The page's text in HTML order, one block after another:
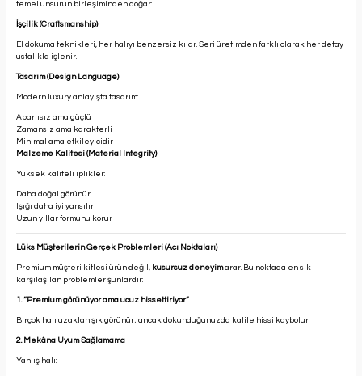
temel unsurun birleşiminden doğar:
İşçilik (Craftsmanship)
El dokuma teknikleri, her halıyı benzersiz kılar. Seri üretimden farklı olarak her detay
ustalıkla işlenir.
Tasarım (Design Language)
Modern luxury anlayışta tasarım:
Abartısız ama güçlü
Zamansız ama karakterli
Minimal ama etkileyicidir
Malzeme Kalitesi (Material Integrity)
Yüksek kaliteli iplikler:
Daha doğal görünür
Işığı daha iyi yansıtır
Uzun yıllar formunu korur
Lüks Müşterilerin Gerçek Problemleri (Acı Noktaları)
Premium müşteri kitlesi ürün değil, kusursuz deneyimarar. Bu noktada en sık
karşılaşılan problemler şunlardır:
1. “Premium görünüyor ama ucuz hissettiriyor”
Birçok halı uzaktan şık görünür; ancak dokunduğunuzda kalite hissi kaybolur.
2. Mekâna Uyum Sağlamama
Yanlış halı: